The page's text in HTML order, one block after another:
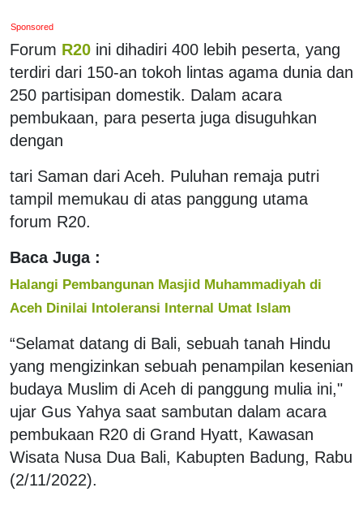
Sponsored
Forum R20 ini dihadiri 400 lebih peserta, yang
terdiri dari 150-an tokoh lintas agama dunia dan
250 partisipan domestik. Dalam acara
pembukaan, para peserta juga disuguhkan
dengan
tari Saman dari Aceh. Puluhan remaja putri
tampil memukau di atas panggung utama
forum R20.
Baca Juga :
Halangi Pembangunan Masjid Muhammadiyah di
Aceh Dinilai Intoleransi Internal Umat Islam
“Selamat datang di Bali, sebuah tanah Hindu
yang mengizinkan sebuah penampilan kesenian
budaya Muslim di Aceh di panggung mulia ini,"
ujar Gus Yahya saat sambutan dalam acara
pembukaan R20 di Grand Hyatt, Kawasan
Wisata Nusa Dua Bali, Kabupten Badung, Rabu
(2/11/2022).